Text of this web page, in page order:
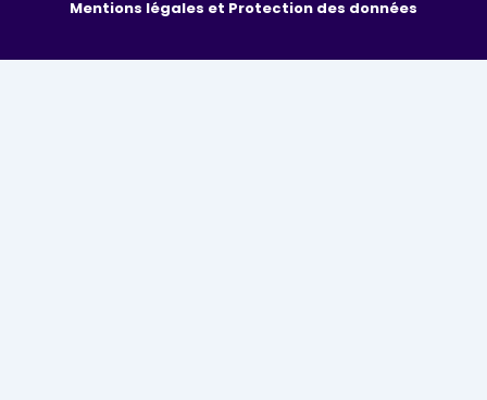
Mentions légales et Protection des données